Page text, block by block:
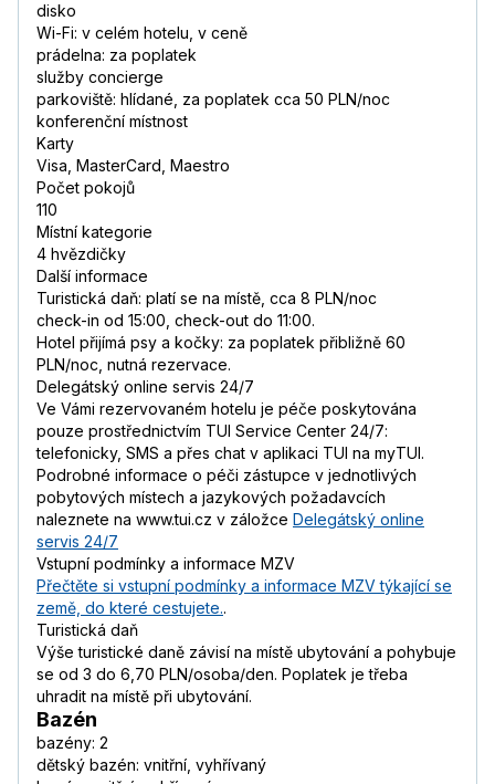
disko
Wi-Fi: v celém hotelu, v ceně
prádelna: za poplatek
služby concierge
parkoviště: hlídané, za poplatek cca 50 PLN/noc
konferenční místnost
Karty
Visa, MasterCard, Maestro
Počet pokojů
110
Místní kategorie
4 hvězdičky
Další informace
Turistická daň: platí se na místě, cca 8 PLN/noc
check-in od 15:00, check-out do 11:00.
Hotel přijímá psy a kočky: za poplatek přibližně 60
PLN/noc, nutná rezervace.
Delegátský online servis 24/7
Ve Vámi rezervovaném hotelu je péče poskytována
pouze prostřednictvím TUI Service Center 24/7:
telefonicky, SMS a přes chat v aplikaci TUI na myTUI.
Podrobné informace o péči zástupce v jednotlivých
pobytových místech a jazykových požadavcích
naleznete na www.tui.cz v záložce Delegátský online
servis 24/7
Vstupní podmínky a informace MZV
Přečtěte si vstupní podmínky a informace MZV týkající se
země, do které cestujete..
Turistická daň
Výše turistické daně závisí na místě ubytování a pohybuje
se od 3 do 6,70 PLN/osoba/den. Poplatek je třeba
uhradit na místě při ubytování.
Bazén
bazény: 2
dětský bazén: vnitřní, vyhřívaný